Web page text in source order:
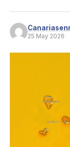
España
Opinión
Cultura
25 May 2026